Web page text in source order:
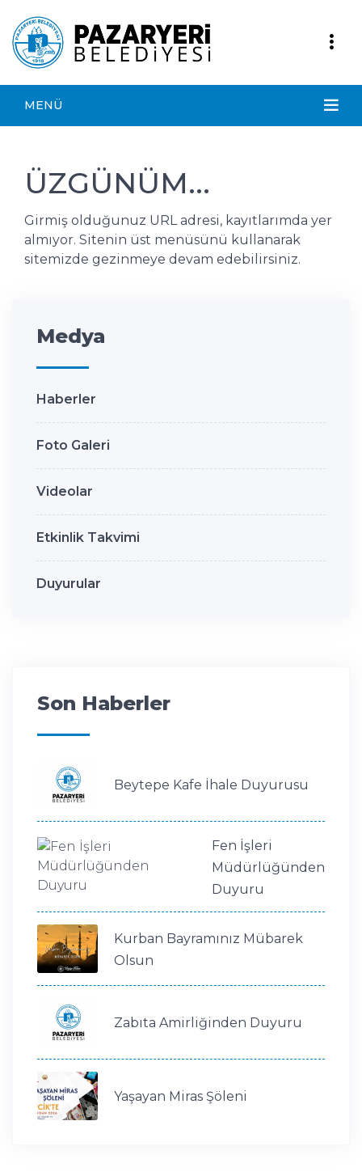
MENÜ
ÜZGÜNÜM...
Girmiş olduğunuz URL adresi, kayıtlarımda yer
almıyor. Sitenin üst menüsünü kullanarak
sitemizde gezinmeye devam edebilirsiniz.
Medya
Haberler
Foto Galeri
Videolar
Etkinlik Takvimi
Duyurular
Son Haberler
Beytepe Kafe İhale Duyurusu
Fen İşleri
Müdürlüğünden
Duyuru
Kurban Bayramınız Mübarek
Olsun
Zabıta Amirliğinden Duyuru
Yaşayan Miras Şöleni